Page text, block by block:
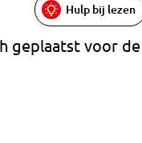
Hulp bij lezen
geplaatst voor de